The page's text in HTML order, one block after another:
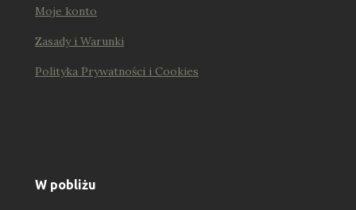
Moje konto
Zasady i Warunki
Polityka Prywatności i Cookies
W pobliżu